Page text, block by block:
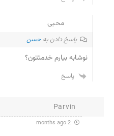
محبی
پاسخ دادن به حسن
نوشابه بیارم خدمتتون؟
پاسخ
Parvin